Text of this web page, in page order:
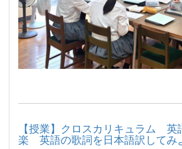
【授業】クロスカリキュラム 英
楽 英語の歌詞を日本語訳してみ